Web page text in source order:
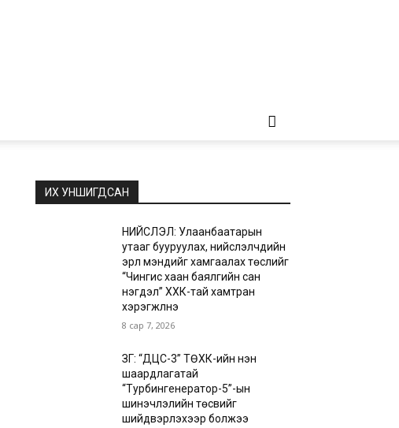
ИХ УНШИГДСАН
НИЙСЛЭЛ: Улаанбаатарын
утааг бууруулах, нийслэлчүүдийн
эрүүл мэндийг хамгаалах төслийг
“Чингис хаан баялгийн сан
нэгдэл” ХХК-тай хамтран
хэрэгжүүлнэ
8 сар 7, 2026
ЗГ: “ДЦС-3” ТӨХК-ийн нэн
шаардлагатай
“Турбингенератор-5”-ын
шинэчлэлийн төсвийг
шийдвэрлэхээр болжээ